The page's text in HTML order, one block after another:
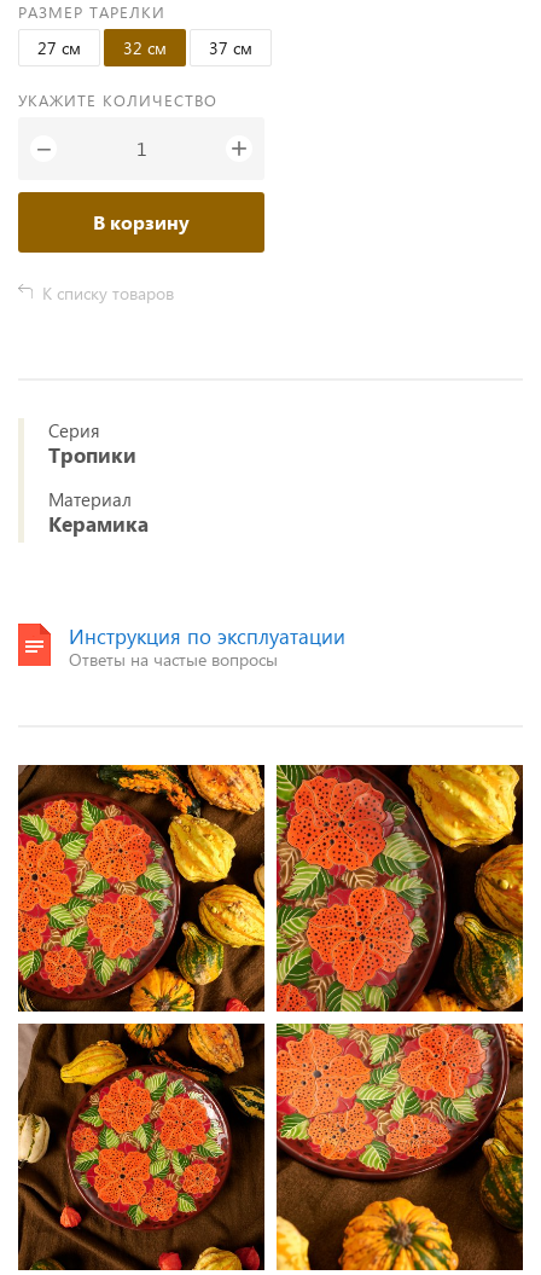
РАЗМЕР ТАРЕЛКИ
27 см 32 см 37 см
УКАЖИТЕ КОЛИЧЕСТВО
− +
В корзину
К списку товаров
Серия
Тропики
Материал
Керамика
Инструкция по эксплуатации
Ответы на частые вопросы